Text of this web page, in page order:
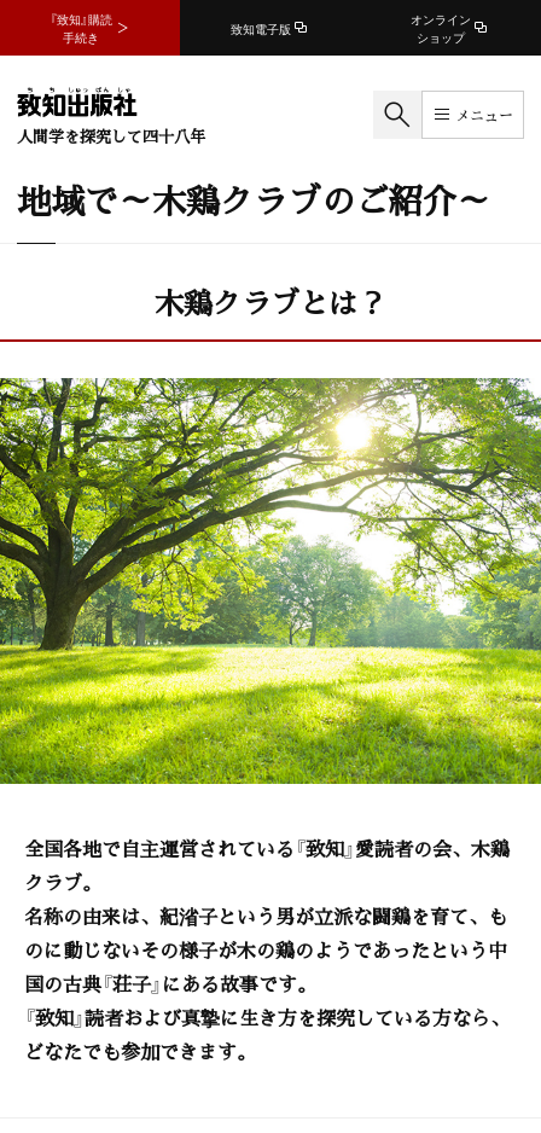
『致知』購読
手続き
致知電子版
オンライン
ショップ
人間学を探究して四十八年
メニュー
地域で～木鶏クラブのご紹介～
木鶏クラブとは？
全国各地で自主運営されている『致知』愛読者の会、木鶏
クラブ。
名称の由来は、紀渻子という男が立派な闘鶏を育て、も
のに動じないその様子が木の鶏のようであったという中
国の古典『荘子』にある故事です。
『致知』読者および真摯に生き方を探究している方なら、
どなたでも参加できます。